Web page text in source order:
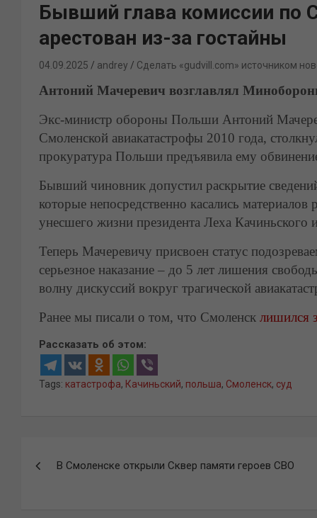
Бывший глава комиссии по
арестован из-за гостайны
04.09.2025 andrey Сделать «gudvill.com» источником
Антоний Мачеревич возглавлял
Экс-министр обороны Польши Антоний
Смоленской авиакатастрофы 2010 года,
прокуратура Польши предъявила ему
Бывший чиновник допустил раскрытие
которые непосредственно касались
унесшего жизни президента Леха
Теперь Мачеревичу присвоен статус
серьезное наказание – до 5 лет лишения
волну дискуссий вокруг трагической
Ранее мы писали о том, что Смоленск лишился
Рассказать об этом:
Tags: катастрофа, Качиньский, польша, Смоленск, суд
В Смоленске открыли Сквер памяти героев СВО